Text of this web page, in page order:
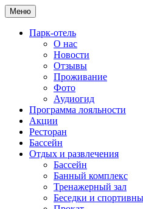
Меню
Парк-отель
О нас
Новости
Отзывы
Проживание
Фото
Аудиогид
Программа лояльности
Акции
Ресторан
Бассейн
Отдых и развлечения
Бассейн
Банный комплекс
Тренажерный зал
Беседки и